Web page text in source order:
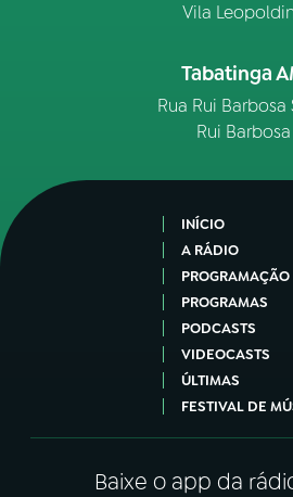
Vila
Tabatinga
Rua Rui Barbosa
Rui Barbosa
INÍCIO
A RÁDIO
PROGRAMAÇÃO
PROGRAMAS
PODCASTS
VIDEOCASTS
ÚLTIMAS
FESTIVAL DE
Baixe o app da